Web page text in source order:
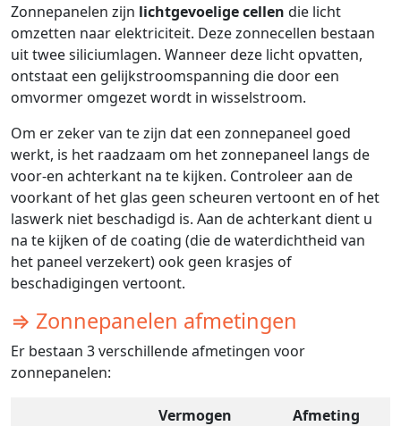
Zonnepanelen zijn lichtgevoelige cellen die licht
omzetten naar elektriciteit. Deze zonnecellen bestaan
uit twee siliciumlagen. Wanneer deze licht opvatten,
ontstaat een gelijkstroomspanning die door een
omvormer omgezet wordt in wisselstroom.
Om er zeker van te zijn dat een zonnepaneel goed
werkt, is het raadzaam om het zonnepaneel langs de
voor-en achterkant na te kijken. Controleer aan de
voorkant of het glas geen scheuren vertoont en of het
laswerk niet beschadigd is. Aan de achterkant dient u
na te kijken of de coating (die de waterdichtheid van
het paneel verzekert) ook geen krasjes of
beschadigingen vertoont.
⇒ Zonnepanelen afmetingen
Er bestaan 3 verschillende afmetingen voor
zonnepanelen:
Vermogen
Afmeting